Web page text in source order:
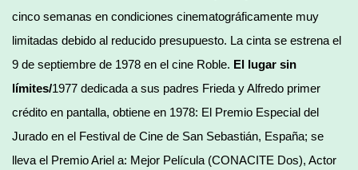
cinco semanas en condiciones cinematográficamente muy
limitadas debido al reducido presupuesto. La cinta se estrena el
9 de septiembre de 1978 en el cine Roble. El lugar sin
límites/1977 dedicada a sus padres Frieda y Alfredo primer
crédito en pantalla, obtiene en 1978: El Premio Especial del
Jurado en el Festival de Cine de San Sebastián, España; se
lleva el Premio Ariel a: Mejor Película (CONACITE Dos), Actor